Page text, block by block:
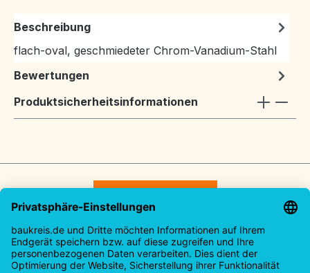
Beschreibung
flach-oval, geschmiedeter Chrom-Vanadium-Stahl
Bewertungen
Produktsicherheitsinformationen
Service-Hotline
Rechtliches